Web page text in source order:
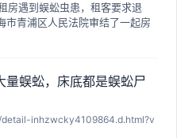
房遇到蜈蚣虫患，租客要求退
市青浦区人民法院审结了一起房
量蜈蚣，床底都是蜈蚣尸
inhzwcky4109864.d.html?v